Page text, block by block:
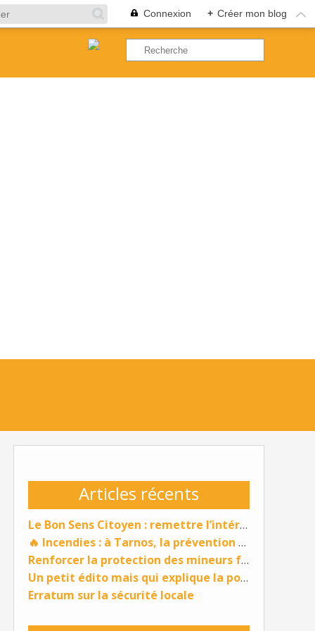
Connexion + Créer mon blog
Articles récents
Le Bon Sens Citoyen : remettre l’intérêt général au cœur de l’action publique
🔥 Incendies : à Tarnos, la prévention ne peut plus attendre
Renforcer la protection des mineurs face aux violences sexuelles
Un petit édito mais qui explique la position du groupe tarnos pour tous :
Erratum sur la sécurité locale